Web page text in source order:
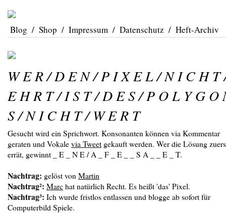
Blog / Shop / Impressum / Datenschutz / Heft-Archiv
W E R / D E N / P I X E L / N I C H T
E H R T / I S T / D E S / P O L Y G O
S / N I C H T / W E R T
Gesucht wird ein Sprichwort. Konsonanten können via Kommentar
geraten und Vokalevia Tweet gekauft werden. Wer die Lösung
errät, gewinnt _ E _ N E / A _ F _ E _ _ S A _ _ E _ T.
Nachtrag: gelöst von Martin
Nachtrag²: Marchat natürlich Recht. Es heißt 'das' Pixel.
Nachtrag³: Ich wurde fristlos entlassen und blogge ab sofort für
Computerbild Spiele.